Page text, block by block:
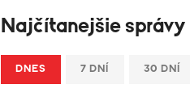
Najčítanejšie správy
DNES 7 DNÍ 30 DNÍ